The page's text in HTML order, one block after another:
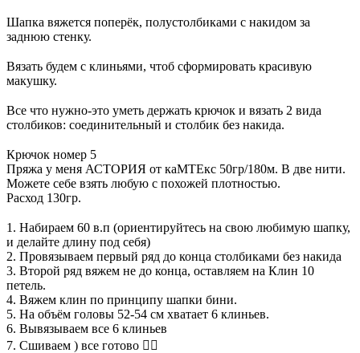
Шапка вяжется поперёк, полустолбиками с накидом за
заднюю стенку.
Вязать будем с клиньями, чтоб сформировать красивую
макушку.
Все что нужно-это уметь держать крючок и вязать 2 вида
столбиков: соединительный и столбик без накида.
Крючок номер 5
Пряжа у меня АСТОРИЯ от каМТЕкс 50гр/180м. В две нити.
Можете себе взять любую с похожей плотностью.
Расход 130гр.
1. Набираем 60 в.п (ориентируйтесь на свою любимую шапку,
и делайте длину под себя)
2. Провязываем первый ряд до конца столбиками без накида
3. Второй ряд вяжем не до конца, оставляем на Клин 10
петель.
4. Вяжем клин по принципу шапки бини.
5. На объём головы 52-54 см хватает 6 клиньев.
6. Вывязываем все 6 клиньев
7. Сшиваем ) все готово 👌🏻